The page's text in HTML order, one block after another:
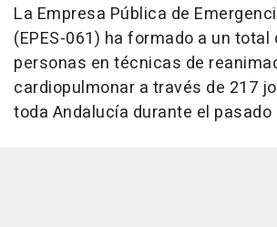
La Empresa Pública de
(EPES-061) ha formado a un total
personas en técnicas de
cardiopulmonar a través de 217
toda Andalucía durante el pasado